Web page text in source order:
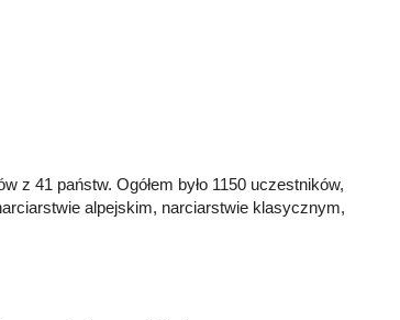
z 41 państw. Ogółem było 1150 uczestników,
alpejskim, narciarstwie klasycznym,